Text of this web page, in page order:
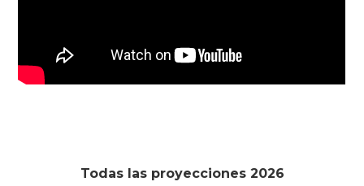
Todas las proyecciones 2026